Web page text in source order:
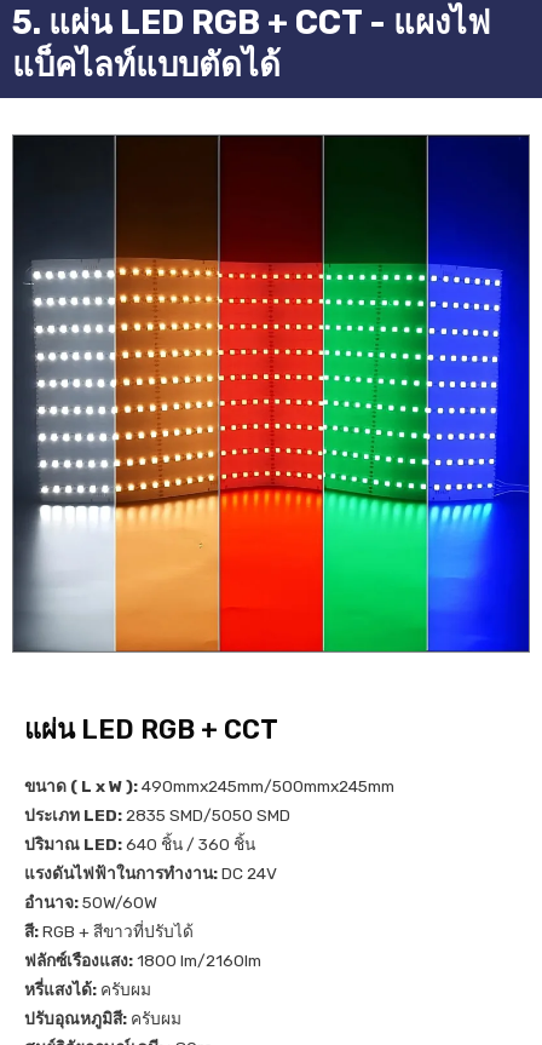
5. แผ่น LED RGB + CCT - แผงไฟ
แบ็คไลท์แบบตัดได้
แผ่น LED RGB + CCT
ขนาด ( L x W ):490mmx245mm/500mmx245mm
ประเภท LED: 2835 SMD/5050 SMD
ปริมาณ LED:640 ชิ้น / 360 ชิ้น
แรงดันไฟฟ้าในการทำงาน:DC 24V
อำนาจ:50W/60W
สี:RGB + สีขาวที่ปรับได้
ฟลักซ์เรืองแสง:1800 lm/2160lm
หรี่แสงได้: ครับผม
ปรับอุณหภูมิสี: ครับผม